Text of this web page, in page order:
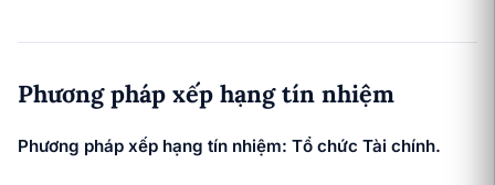
Phương pháp xếp hạng tín nhiệm
Phương pháp xếp hạng tín nhiệm: Tổ chức Tài chính.